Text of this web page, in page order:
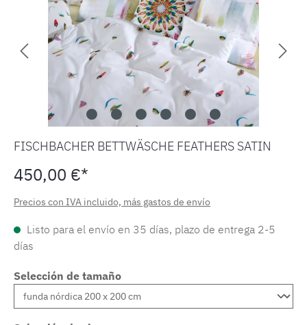
FISCHBACHER BETTWÄSCHE FEATHERS SATIN
450,00 €*
Precios con IVA incluido, más gastos de envío
Listo para el envío en 35 días, plazo de entrega 2-5
días
Selección de tamaño